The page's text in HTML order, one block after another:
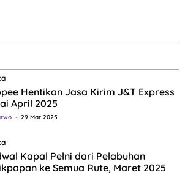
Hentikan Jasa Kirim J&T Express
April 2025
29 Mar 2025
Kapal Pelni dari Pelabuhan
ke Semua Rute, Maret 2025